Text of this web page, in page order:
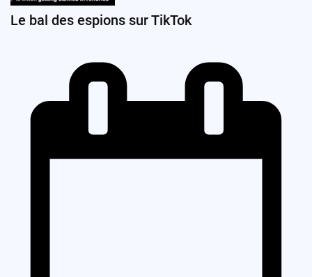
Le bal des espions sur TikTok